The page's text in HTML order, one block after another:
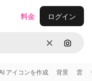
消去 画像で
料金 ログイン
アイコンを作成 背景 雲